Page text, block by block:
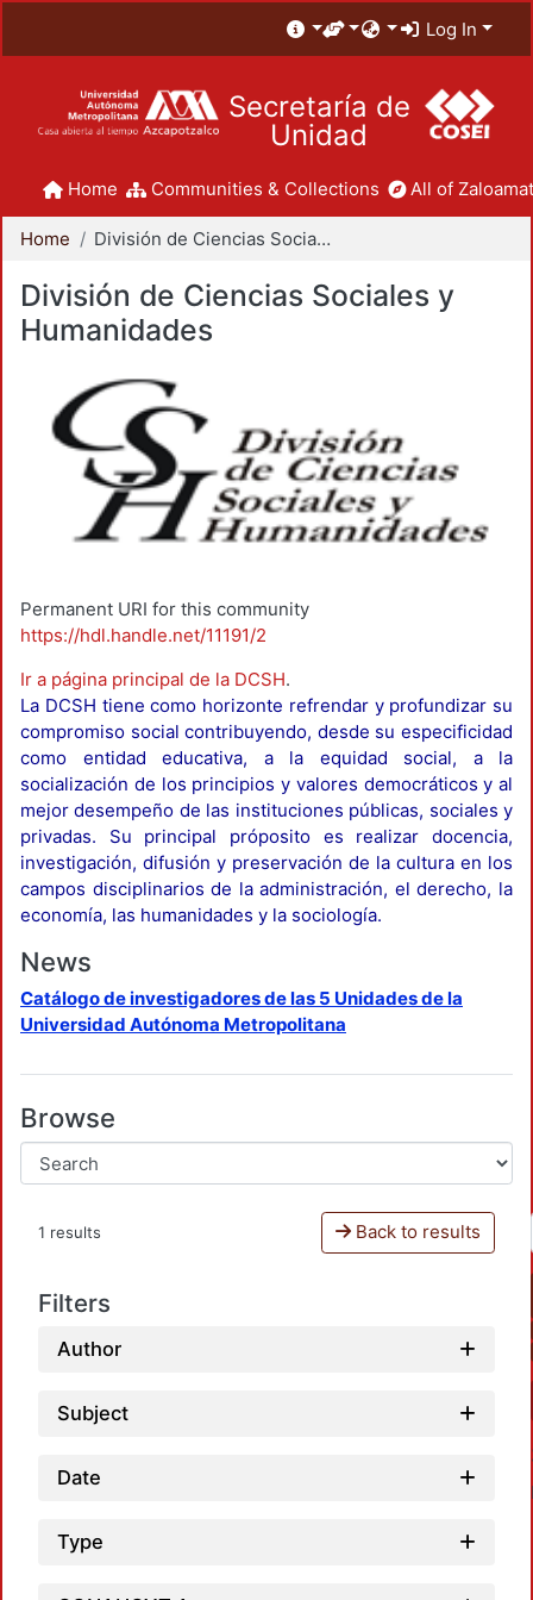
Log In
Secretaría de
Unidad
Home Communities & Collections All of
Home División de Ciencias Sociales y Humanidades
División de Ciencias Sociales y
Humanidades
Permanent URI for this community
https://hdl.handle.net/11191/2
Ir a página principal de la DCSH.
La DCSH tiene como horizonte refrendar y profundizar su
compromiso social contribuyendo, desde su especificidad
como entidad educativa, a la equidad social, a la
socialización de los principios y valores democráticos y al
mejor desempeño de las instituciones públicas, sociales y
privadas. Su principal próposito es realizar docencia,
investigación, difusión y preservación de la cultura en los
campos disciplinarios de la administración, el derecho, la
economía, las humanidades y la sociología.
News
Catálogo de investigadores de las 5 Unidades de la
Universidad Autónoma Metropolitana
Browse
1 results Back to results
Filters
Author
Subject
Date
Type